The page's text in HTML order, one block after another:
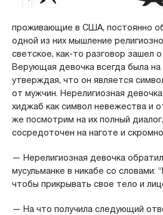
проживающие в США, постоянно
одной из них мышление
светское, как-то разговор зашел
Верующая девочка всегда была
утверждая, что он является
от мужчин. Нерелигиозная
хиджаб как символ невежества и
же посмотрим на их полный
сосредоточен на наготе и
— Нерелигиозная девочка
мусульманке в никабе со словами:
чтобы прикрывать свое тело и
— На что получила следующий